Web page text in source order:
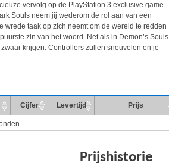
vervolg op de PlayStation 3 exclusive game
Souls neem jij wederom de rol aan van een
wrede taak op zich neemt om de wereld te redden
zin van het woord. Net als in Demon’s Souls
krijgen. Controllers zullen sneuvelen en je
Cijfer Levertijd Prijs